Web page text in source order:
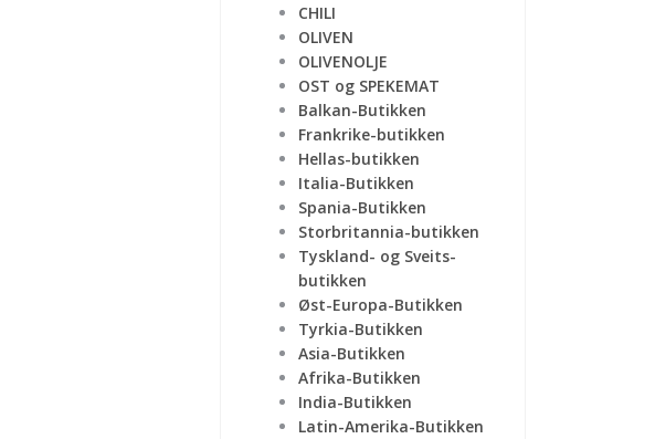
CHILI
OLIVEN
OLIVENOLJE
OST og SPEKEMAT
Balkan-Butikken
Frankrike-butikken
Hellas-butikken
Italia-Butikken
Spania-Butikken
Storbritannia-butikken
Tyskland- og Sveits-
butikken
Øst-Europa-Butikken
Tyrkia-Butikken
Asia-Butikken
Afrika-Butikken
India-Butikken
Latin-Amerika-Butikken